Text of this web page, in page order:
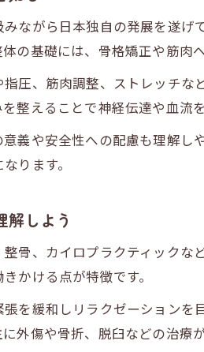
バランスを
整体を活か
整体を受け
整体施術の流れ
初めての整
整体師との
不調改善への近
整体の認
自身の体質
ながら日本独自の発展を遂
の基礎には、骨格矯正や筋肉
圧、筋肉調整、ストレッチ
整えることで神経伝達や血流
義や安全性への配慮も理解
ります。
解しよう
骨、カイロプラクティック
かける点が特徴です。
を緩和しリラクゼーション
外傷や骨折、脱臼などの治療